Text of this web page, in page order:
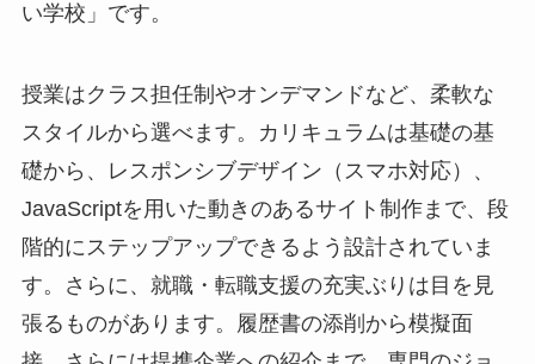
い学校」です。
授業はクラス担任制やオンデマンドなど、柔軟な
スタイルから選べます。カリキュラムは基礎の基
礎から、レスポンシブデザイン（スマホ対応）、
JavaScriptを用いた動きのあるサイト制作まで、段
階的にステップアップできるよう設計されていま
す。さらに、就職・転職支援の充実ぶりは目を見
張るものがあります。履歴書の添削から模擬面